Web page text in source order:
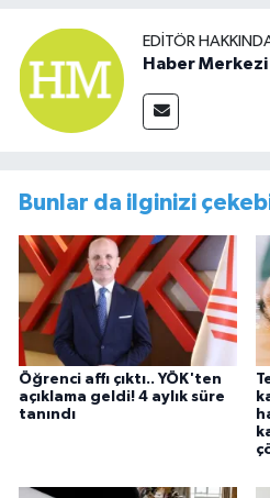
EDITÖR
Haber Merkezi
Bunlar da ilginizi
Öğrenci affı çıktı.. YÖK'ten
açıklama geldi! 4 aylık süre
tanındı